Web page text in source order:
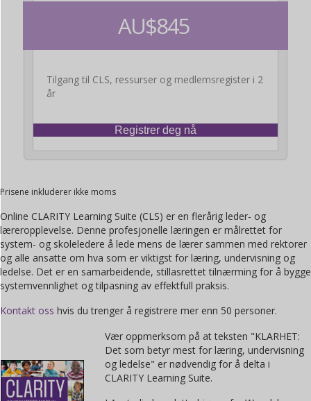
AU$845
Tilgang til CLS, ressurser og medlemsregister i 2
år
Registrer deg nå
Prisene inkluderer ikke moms
Online CLARITY Learning Suite (CLS) er en flerårig leder- og
læreropplevelse. Denne profesjonelle læringen er målrettet for
system- og skoleledere å lede mens de lærer sammen med rektorer
og alle ansatte om hva som er viktigst for læring, undervisning og
ledelse. Det er en samarbeidende, stillasrettet tilnærming for å bygge
systemvennlighet og tilpasning av effektfull praksis.
Kontakt oss hvis du trenger å registrere mer enn 50 personer.
Vær oppmerksom på at teksten "KLARHET:
Det som betyr mest for læring, undervisning
og ledelse" er nødvendig for å delta i
CLARITY Learning Suite.